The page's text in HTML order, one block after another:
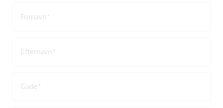
Fornavn
Efternavn
Gade